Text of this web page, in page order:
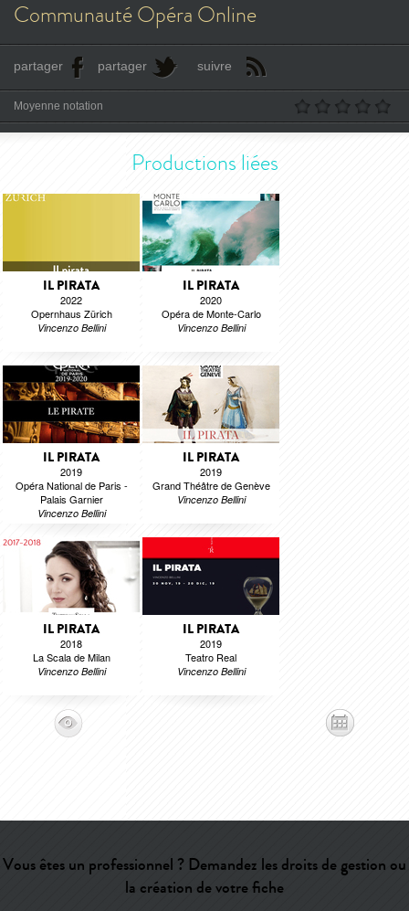
Communauté Opéra Online
partager partager suivre
Moyenne notation
Productions liées
IL PIRATA
2022
Opernhaus Zürich
Vincenzo Bellini
IL PIRATA
2020
Opéra de Monte-Carlo
Vincenzo Bellini
IL PIRATA
2019
Opéra National de Paris -
Palais Garnier
Vincenzo Bellini
IL PIRATA
2019
Grand Théâtre de Genève
Vincenzo Bellini
IL PIRATA
2018
La Scala de Milan
Vincenzo Bellini
IL PIRATA
2019
Teatro Real
Vincenzo Bellini
Vous êtes un professionnel ? Demandez les droits de gestion ou
la création de votre fiche